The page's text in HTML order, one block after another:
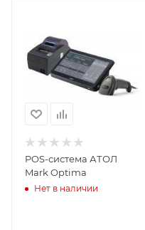
POS-система АТОЛ
Mark Optima
Нет в наличии